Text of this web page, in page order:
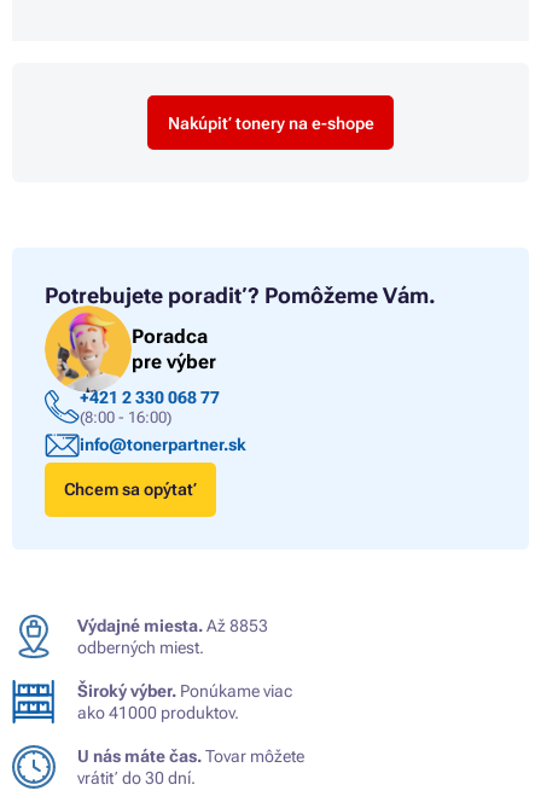
Nakúpiť tonery na e-shope
Potrebujete poradiť? Pomôžeme Vám.
Poradca
pre výber
+421 2 330 068 77
(8:00 - 16:00)
info@tonerpartner.sk
Chcem sa opýtať
Výdajné miesta.Až 8853
odberných miest.
Široký výber. Ponúkame viac
ako 41000 produktov.
U nás máte čas.Tovar môžete
vrátiť do 30 dní.